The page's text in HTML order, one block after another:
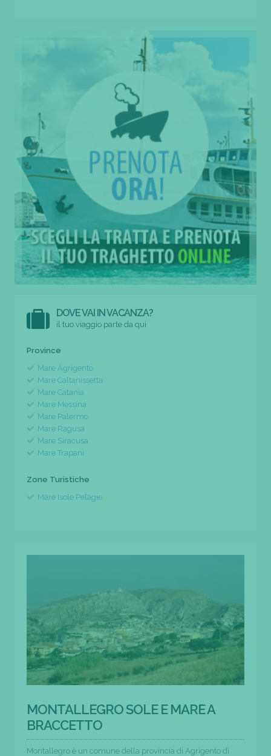
DOVE VAI IN VACANZA?
il tuo viaggio parte da qui
Province
Mare Agrigento
Mare Caltanissetta
Mare Catania
Mare Messina
Mare Palermo
Mare Ragusa
Mare Siracusa
Mare Trapani
Zone Turistiche
Mare Isole Pelagie
MONTALLEGRO SOLE E MARE A
BRACCETTO
Montallegro è un comune della provincia di Agrigento di